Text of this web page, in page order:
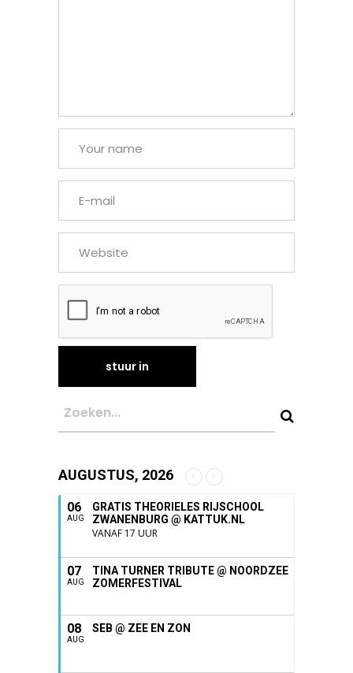
AUGUSTUS, 2026
06
AUG
GRATIS THEORIELES RIJSCHOOL
ZWANENBURG @ KATTUK.NL
VANAF 17 UUR
07
AUG
TINA TURNER TRIBUTE @ NOORDZEE
ZOMERFESTIVAL
08
AUG
SEB @ ZEE EN ZON